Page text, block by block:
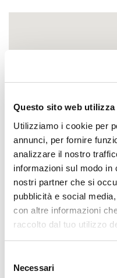
Questo sito web utilizza
Utilizziamo i cookie per
annunci, per fornire
analizzare il nostro
informazioni sul modo
nostri partner che si
pubblicità e social
con altre informazioni
raccolto dal tuo utilizzo
delNecessari